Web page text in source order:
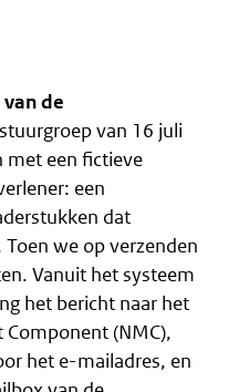
de
van 16 juli
met een fictieve
een
dat
we op verzenden
Vanuit het systeem
het bericht naar het
(NMC),
het e-mailadres, en